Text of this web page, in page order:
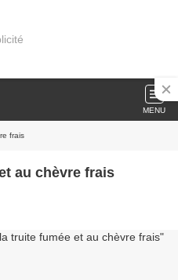
MENU
frais
au chèvre frais